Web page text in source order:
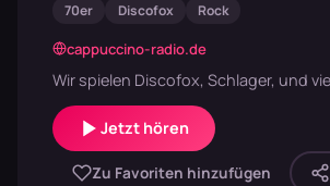
70er Discofox Rock
cappuccino-radio.de
Wir spielen Discofox, Schlager, und
Jetzt hören
Zu Favoriten hinzufügen